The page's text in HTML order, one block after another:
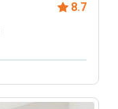
8.7